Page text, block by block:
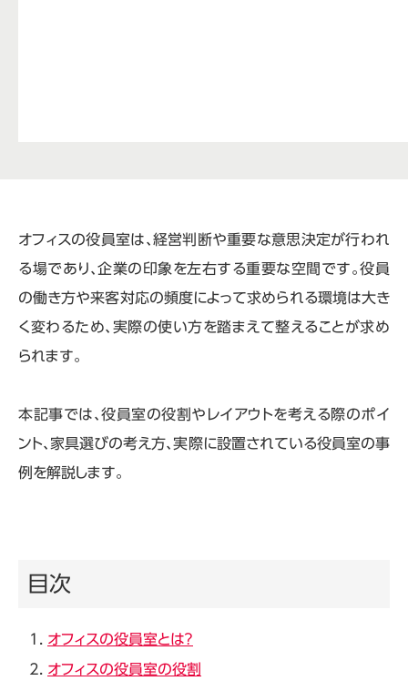
オフィスの役員室は、経営判断や重要な意思決定が行われ
る場であり、企業の印象を左右する重要な空間です。役員
の働き方や来客対応の頻度によって求められる環境は大き
く変わるため、実際の使い方を踏まえて整えることが求め
られます。
本記事では、役員室の役割やレイアウトを考える際のポイ
ント、家具選びの考え方、実際に設置されている役員室の事
例を解説します。
目次
オフィスの役員室とは？
オフィスの役員室の役割